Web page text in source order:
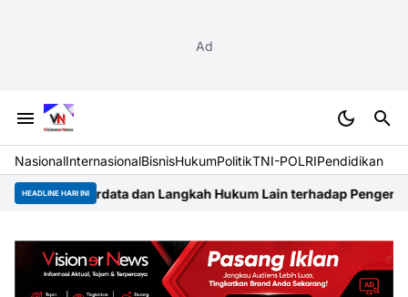
Ad
NasionalInternasionalBisnisHukumPolitikTNI-POLRIPendidikan
HEADLINE HARI INI
Langkah Hukum Lain terhadap Pengembang Taman Aroyan 1